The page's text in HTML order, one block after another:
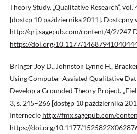
Theory Study. „Qualitative Research”, vol.
[dostęp 10 października 2011]. Dostępny
http://qrj.sagepub.com/content/4/2/247
https://doi.org/10.1177/
Bringer Joy D., Johnston Lynne H.,
Using Computer-Assisted Qualitative
Develop a Grounded Theory Project.
3, s. 245–266 [dostęp 10 października
Internecie http://fmx.sagepub.com/
https://doi.org/10.1177/